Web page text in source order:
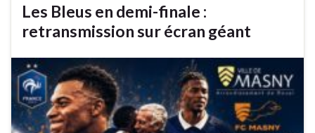
Les Bleus en demi-finale :
retransmission sur écran géant